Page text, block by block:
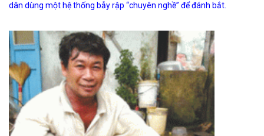
dân dùng một hệ thống bẫy rập “chuyên nghề” để đánh bắt.